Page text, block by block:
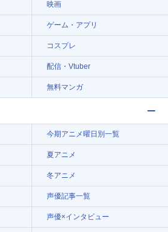
映画
ゲーム・アプリ
コスプレ
配信・Vtuber
無料マンガ
今期アニメ曜日別一覧
夏アニメ
冬アニメ
声優記事一覧
声優×インタビュー